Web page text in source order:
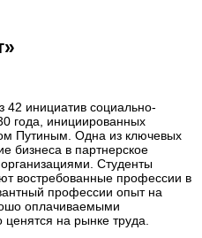
инициатив социально-
года, инициированных
Путиным. Одна из ключевых
бизнеса в партнерское
Студенты
востребованные профессии в
профессии опыт на
оплачиваемыми
на рынке труда.